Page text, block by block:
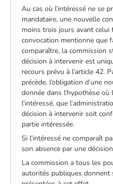
Au cas où l’intéressé ne se
mandataire, une nouvelle
moins trois jours avant celui
convocation mentionne que
comparaître, la commission
décision à intervenir est
recours prévu à l’article 42.
précède, l’obligation d’une
donnée dans l’hypothèse où
l’intéressé, que
décision à intervenir soit
partie intéressée.
Si l’intéressé ne comparaît
son absence par une
La commission a tous les
autorités publiques donnent